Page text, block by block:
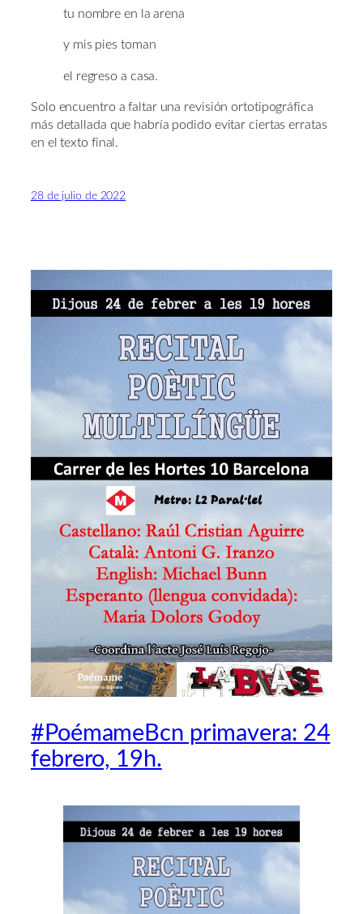
tu nombre en la arena
y mis pies toman
el regreso a casa.
Solo encuentro a faltar una revisión ortotipográfica
más detallada que habría podido evitar ciertas erratas
en el texto final.
28 de julio de 2022
#PoémameBcn primavera: 24
febrero, 19h.